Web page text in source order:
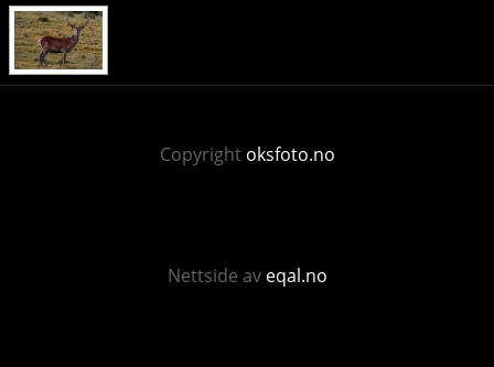
Copyright oksfoto.no
Nettside av eqal.no